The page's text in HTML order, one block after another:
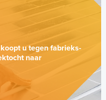
u tegen fabrieks-
naar